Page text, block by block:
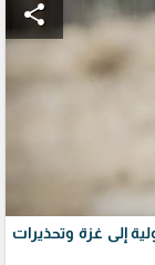
share
إلى غزة وتحذيرات